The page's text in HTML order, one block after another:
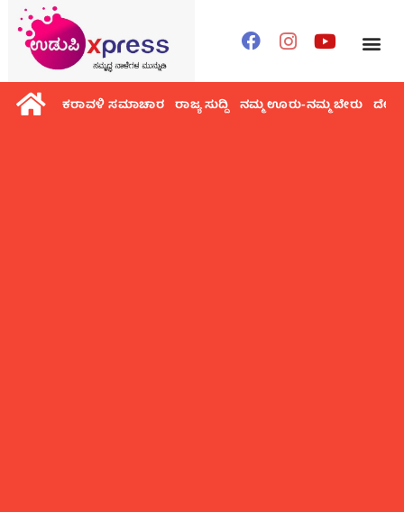
ಕರಾವಳಿ ಸಮಾಚಾರ ರಾಜ್ಯ ಸುದ್ದಿ ನಮ್ಮ ಊರು-ನಮ್ಮ ಬೇರು ದೇಶ